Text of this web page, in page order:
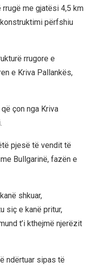
me gjatësi 4,5 km
përfshiu
rrugore e
e Kriva Pallankës,
çon nga Kriva
pjesë të vendit të
Bullgarinë, fazën e
shkuar,
siç e kanë pritur,
t’i kthejmë njerëzit
ndërtuar sipas të